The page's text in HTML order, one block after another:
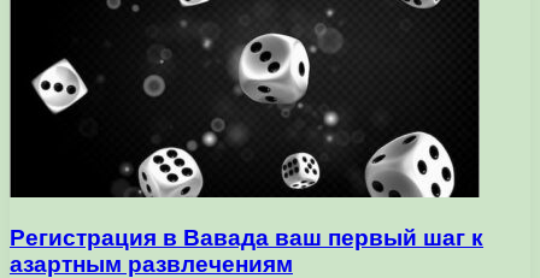
Регистрация в Вавада ваш первый шаг к
азартным развлечениям